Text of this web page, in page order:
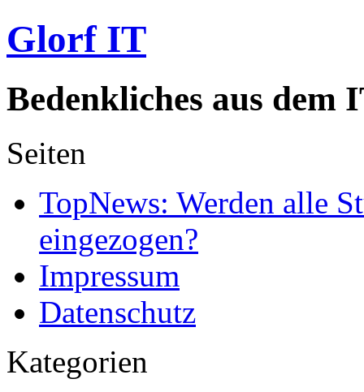
Glorf IT
Bedenkliches aus dem
Seiten
TopNews: Werden alle
eingezogen?
Impressum
Datenschutz
Kategorien